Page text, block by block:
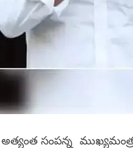
అత్యంత సంపన్న